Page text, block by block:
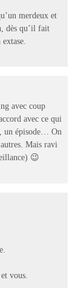
merdeux et
dès qu’il fait
avec coup
avec ce qui
un épisode… On
Mais ravi
😉
vous.